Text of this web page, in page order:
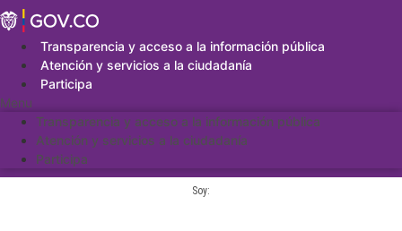
Saltar
al
contenidoTransparencia y acceso a la información pública
Atención y servicios a la ciudadanía
Participa
Menu
Transparencia y acceso a la información pública
Atención y servicios a la ciudadanía
Participa
Soy: